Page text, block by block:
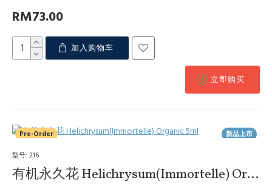
RM73.00
加入购物车
立即购买
新品上市
Pre-Order
型号: 216
有机永久花 Helichrysum(Immortelle) Organic 5ml